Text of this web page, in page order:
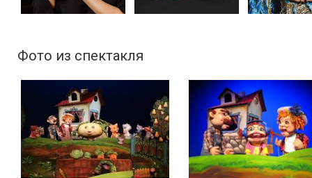
Фото из спектакля